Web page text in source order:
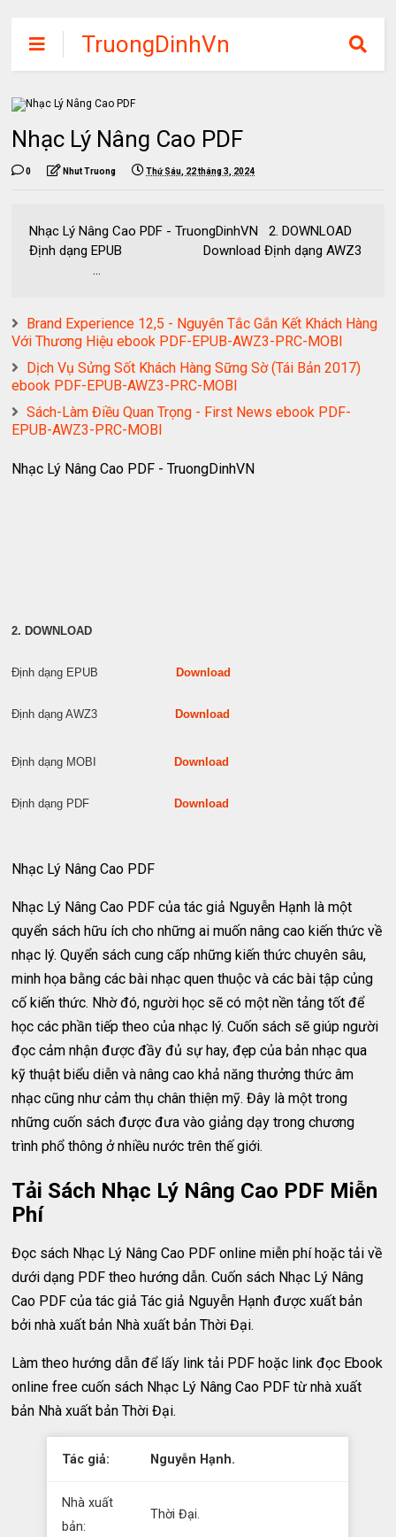
TruongDinhVn
Chia sẽ ebook,
các khóa học,
phần mềm học
tập miễn phí
Nhạc Lý Nâng Cao PDF
0 Nhut Truong Thứ Sáu, 22 tháng 3, 2024
Nhạc Lý Nâng Cao PDF - TruongDinhVN 2. DOWNLOAD
Định dạng EPUB Download Định dạng AWZ3
...
Brand Experience 12,5 - Nguyên Tắc Gắn Kết Khách Hàng
Với Thương Hiệu ebook PDF-EPUB-AWZ3-PRC-MOBI
Dịch Vụ Sửng Sốt Khách Hàng Sững Sờ (Tái Bản 2017)
ebook PDF-EPUB-AWZ3-PRC-MOBI
Sách-Làm Điều Quan Trọng - First News ebook PDF-
EPUB-AWZ3-PRC-MOBI
Nhạc Lý Nâng Cao PDF - TruongDinhVN
2. DOWNLOAD
Định dạng EPUB Download
Định dạng AWZ3 Download
Định dạng MOBI Download
Định dạng PDF Download
Nhạc Lý Nâng Cao PDF
Nhạc Lý Nâng Cao PDF của tác giả Nguyễn Hạnh là một
quyển sách hữu ích cho những ai muốn nâng cao kiến thức về
nhạc lý. Quyển sách cung cấp những kiến thức chuyên sâu,
minh họa bằng các bài nhạc quen thuộc và các bài tập củng
cố kiến thức. Nhờ đó, người học sẽ có một nền tảng tốt để
học các phần tiếp theo của nhạc lý. Cuốn sách sẽ giúp người
đọc cảm nhận được đầy đủ sự hay, đẹp của bản nhạc qua
kỹ thuật biểu diễn và nâng cao khả năng thưởng thức âm
nhạc cũng như cảm thụ chân thiện mỹ. Đây là một trong
những cuốn sách được đưa vào giảng dạy trong chương
trình phổ thông ở nhiều nước trên thế giới.
Tải Sách Nhạc Lý Nâng Cao PDF Miễn
Phí
Đọc sách Nhạc Lý Nâng Cao PDF online miễn phí hoặc tải về
dưới dạng PDF theo hướng dẫn. Cuốn sách Nhạc Lý Nâng
Cao PDF của tác giả Tác giả Nguyễn Hạnh được xuất bản
bởi nhà xuất bản Nhà xuất bản Thời Đại.
Làm theo hướng dẫn để lấy link tải PDF hoặc link đọc Ebook
online free cuốn sách Nhạc Lý Nâng Cao PDF từ nhà xuất
bản Nhà xuất bản Thời Đại.
Tác giả: Nguyễn Hạnh.
Nhà xuất
bản:
Thời Đại.